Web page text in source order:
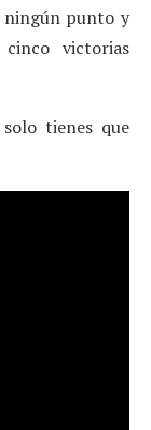
ningún punto y
victorias
tienes que